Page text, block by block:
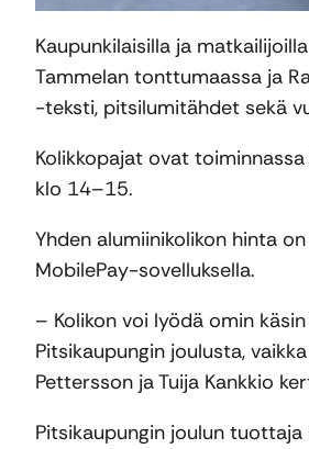
Kaupunkilaisilla ja
Tammelan tonttumaassa ja
-teksti, pitsilumitähdet sekä
Kolikkopajat ovat
klo 14–15.
Yhden alumiinikolikon hinta
MobilePay-sovelluksella.
– Kolikon voi lyödä omin
Pitsikaupungin joulusta,
Pettersson ja Tuija Kankkio
Pitsikaupungin joulun